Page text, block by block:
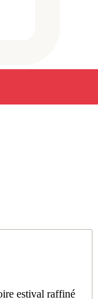
estival raffiné